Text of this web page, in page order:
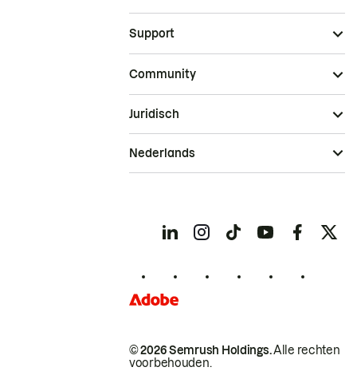
Support
Community
© 2026 Semrush Holdings.Alle rechten
voorbehouden.
Juridisch
Nederlands